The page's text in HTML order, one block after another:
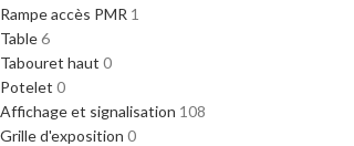
Rampe accès PMR 1
Table6
Tabouret haut 0
Potelet 0
Affichage et signalisation 108
Grille d'exposition 0